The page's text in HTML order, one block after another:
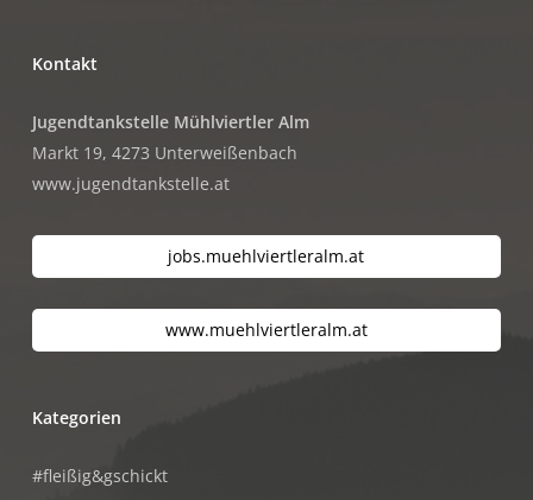
Kontakt
Jugendtankstelle Mühlviertler Alm
Markt 19, 4273 Unterweißenbach
www.jugendtankstelle.at
jobs.muehlviertleralm.at
www.muehlviertleralm.at
Kategorien
#fleißig&gschickt